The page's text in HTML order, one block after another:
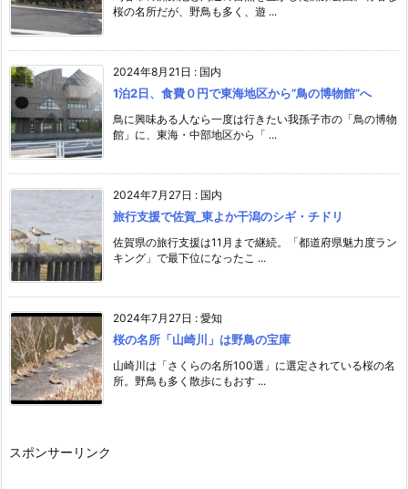
桜の名所だが、野鳥も多く、遊 ...
2024年8月21日 : 国内
1泊2日、食費０円で東海地区から”鳥の博物館”へ
鳥に興味ある人なら一度は行きたい我孫子市の「鳥の博物
館」に、東海・中部地区から「 ...
2024年7月27日 : 国内
旅行支援で佐賀_東よか干潟のシギ・チドリ
佐賀県の旅行支援は11月まで継続。「都道府県魅力度ラン
キング」で最下位になったこ ...
2024年7月27日 : 愛知
桜の名所「山崎川」は野鳥の宝庫
山崎川は「さくらの名所100選」に選定されている桜の名
所。野鳥も多く散歩にもおす ...
スポンサーリンク